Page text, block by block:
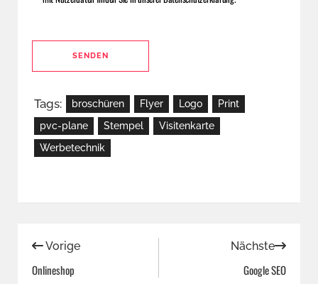
Tags: broschüren Flyer Logo
Print
pvc-plane
Stempel
Visitenkarte
Werbetechnik
Vorige
Onlineshop
Nächste
Google SEO